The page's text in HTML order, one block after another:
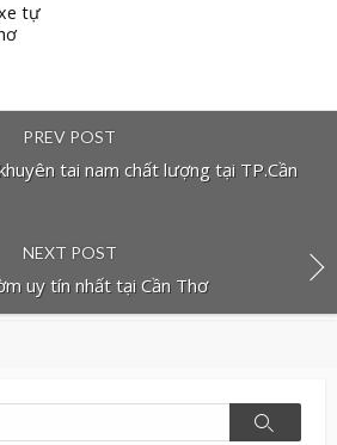
tự
PREV POST
tai nam chất lượng tại TP.Cần
NEXT POST
uy tín nhất tại Cần Thơ
Search